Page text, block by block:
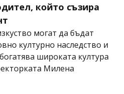
който съзира
могат да бъдат
културно наследство и
широката култура
Милена